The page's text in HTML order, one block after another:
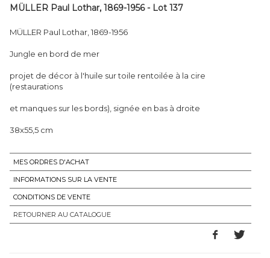
MÜLLER Paul Lothar, 1869-1956 - Lot 137
MÜLLER Paul Lothar, 1869-1956
Jungle en bord de mer
projet de décor à l'huile sur toile rentoilée à la cire
(restaurations
et manques sur les bords), signée en bas à droite
38x55,5 cm
MES ORDRES D'ACHAT
INFORMATIONS SUR LA VENTE
CONDITIONS DE VENTE
RETOURNER AU CATALOGUE